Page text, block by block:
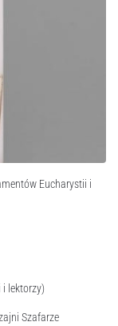
Eucharystii i
i lektorzy)
Szafarze